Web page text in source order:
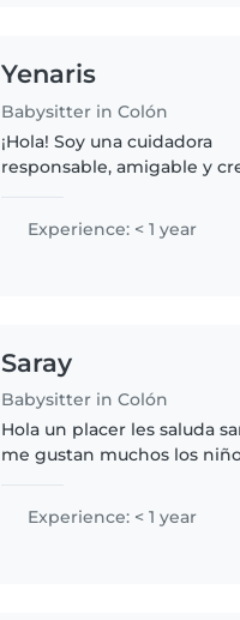
Yenaris
Babysitter in Colón
¡Hola! Soy una cuidadora
responsable, amigable y
pequeños y preescolares,
incluyendo niños con
Experience: < 1 year
Saray
Babysitter in Colón
Hola un placer les saluda
me gustan muchos los
cuidando personas mayores
bebés
Experience: < 1 year